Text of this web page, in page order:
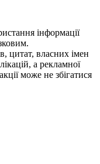
iнформацiї
цитат, власних імен
а рекламної
може не збiгатися